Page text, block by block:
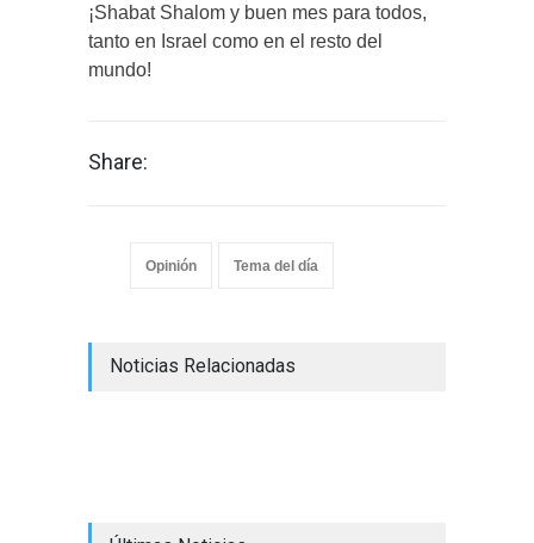
¡Shabat Shalom y buen mes para todos,
tanto en Israel como en el resto del
mundo!
Share:
Opinión Tema del día
Noticias Relacionadas